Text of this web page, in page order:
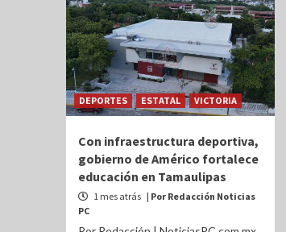
DEPORTES ESTATAL VICTORIA
Con infraestructura deportiva,
gobierno de Américo fortalece
educación en Tamaulipas
1 mes atrás | Por Redacción Noticias
PC